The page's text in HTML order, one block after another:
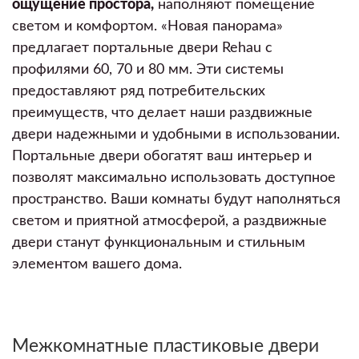
ощущение простора, наполняют помещение
светом и комфортом. «Новая панорама»
предлагает портальные двери Rehau с
профилями 60, 70 и 80 мм. Эти системы
предоставляют ряд потребительских
преимуществ, что делает наши раздвижные
двери надежными и удобными в использовании.
Портальные двери обогатят ваш интерьер и
позволят максимально использовать доступное
пространство. Ваши комнаты будут наполняться
светом и приятной атмосферой, а раздвижные
двери станут функциональным и стильным
элементом вашего дома.
Межкомнатные пластиковые двери